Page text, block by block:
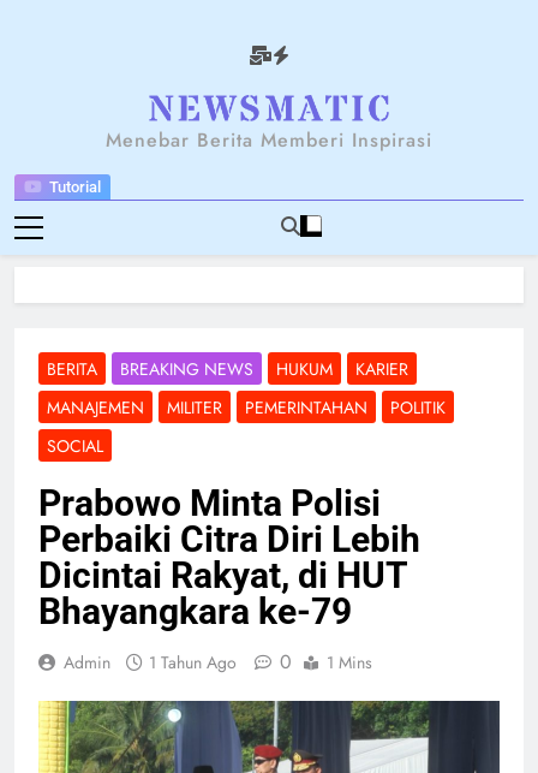
Tutorial
NEWSANTARA
Menebar Berita Memberi Inspirasi
BERITA BREAKING NEWS HUKUM
KARIER
MANAJEMEN
MILITER PEMERINTAHAN
POLITIK
SOCIAL
Prabowo Minta Polisi
Perbaiki Citra Diri Lebih
Dicintai Rakyat, di HUT
Bhayangkara ke-79
Admin 1 Tahun Ago 0 1 Mins